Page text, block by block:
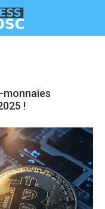
monnaies
!